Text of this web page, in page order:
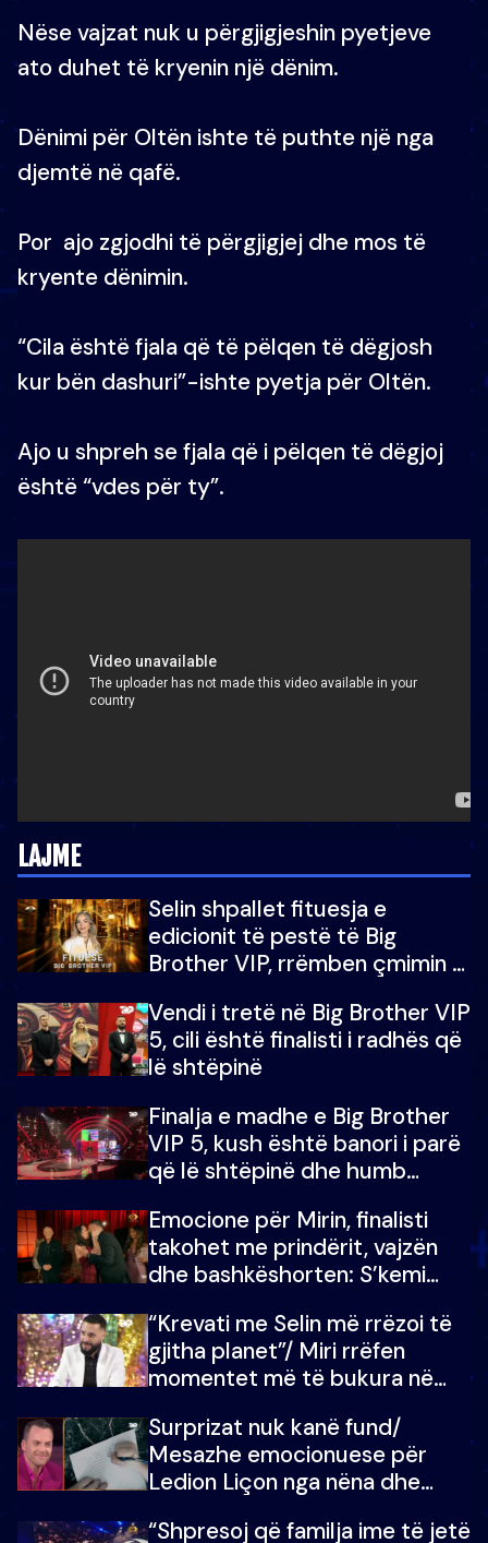
Nëse vajzat nuk u përgjigjeshin pyetjeve
ato duhet të kryenin një dënim.
Dënimi për Oltën ishte të puthte një nga
djemtë në qafë.
Por ajo zgjodhi të përgjigjej dhe mos të
kryente dënimin.
“Cila është fjala që të pëlqen të dëgjosh
kur bën dashuri”-ishte pyetja për Oltën.
Ajo u shpreh se fjala që i pëlqen të dëgjoj
është “vdes për ty”.
LAJME
Selin shpallet fituesja e
edicionit të pestë të Big
Brother VIP, rrëmben çmimin e
Vendi i tretë në Big Brother VIP
5, cili është finalisti i radhës që
lë shtëpinë
Finalja e madhe e Big Brother
VIP 5, kush është banori i parë
që lë shtëpinë dhe humb
çmimin e madh
Emocione për Mirin, finalisti
takohet me prindërit, vajzën
dhe bashkëshorten: S’kemi
“Krevati me Selin më rrëzoi të
gjitha planet”/ Miri rrëfen
momentet më të bukura në
mungojë zilja e mëngjesit kur…
Surprizat nuk kanë fund/
Mesazhe emocionuese për
Ledion Liçon nga nëna dhe
mban dot lotët: Nuk meritoj…
“Shpresoj që familja ime të jetë